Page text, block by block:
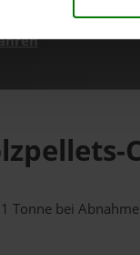
Tonne bei Abnahme